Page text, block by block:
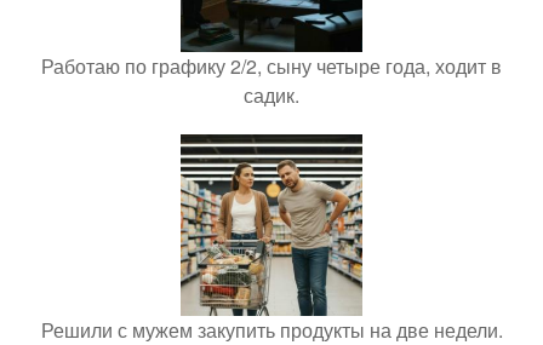
Работаю по графику 2/2, сыну четыре года, ходит в
садик.
Решили с мужем закупить продукты на две недели.